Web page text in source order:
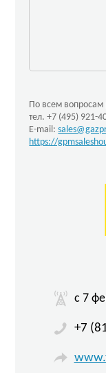
По всем
тел. +7 (495) 921-
E-mail:
https://
c 7
+7